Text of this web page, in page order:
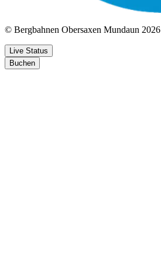
© Bergbahnen Obersaxen Mundaun 2026
Live Status
Buchen